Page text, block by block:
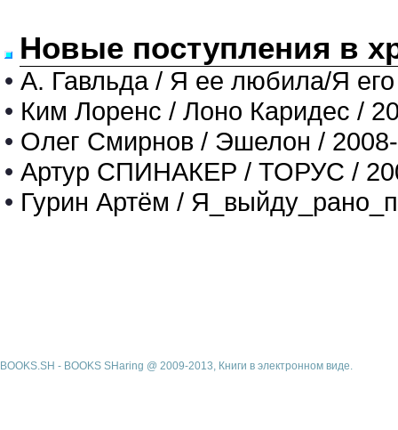
Новые поступления в
• А. Гавльда / Я ее любила/Я
• Ким Лоренс / Лоно Каридес /
• Олег Смирнов / Эшелон /
• Артур СПИНАКЕР / ТОРУС /
• Гурин Артём /
BOOKS.SH - BOOKS SHaring @ 2009-2013, Книги в электронном виде.